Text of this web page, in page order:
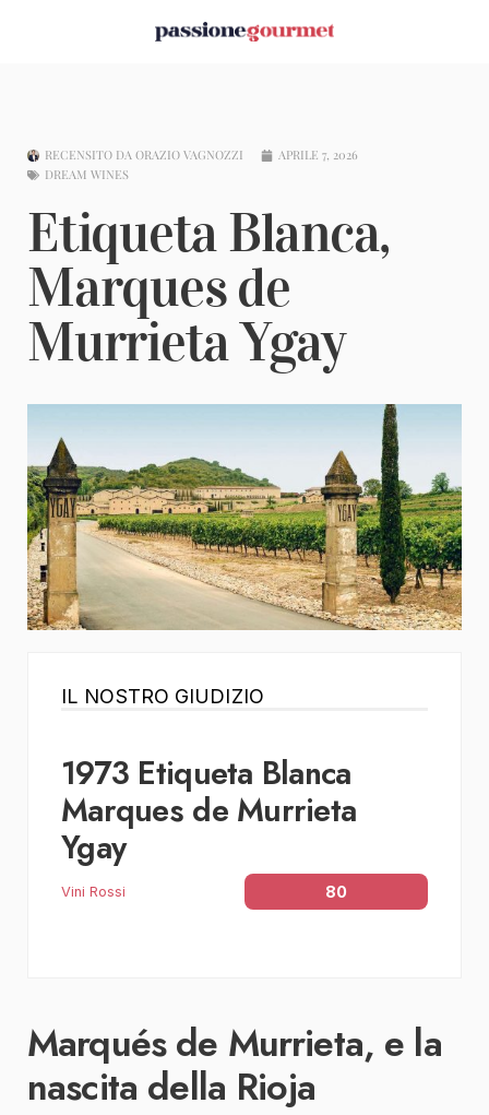
RECENSITO DA ORAZIO VAGNOZZI
APRILE 7, 2026
DREAM WINES
Etiqueta Blanca,
Marques de
Murrieta Ygay
IL NOSTRO GIUDIZIO
1973 Etiqueta Blanca
Marques de Murrieta
Ygay
Vini Rossi 80
Marqués de Murrieta, e la
nascita della Rioja